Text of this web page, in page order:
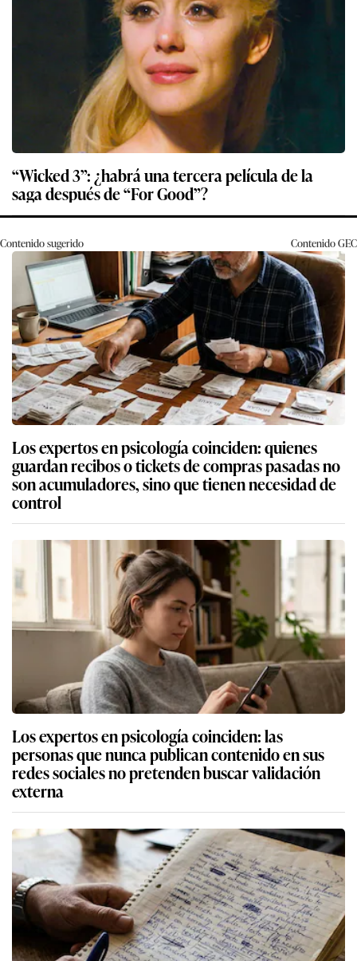
“Wicked 3”: ¿habrá una tercera película de la
saga después de “For Good”?
Contenido sugerido ContenidoGEC
Los expertos en psicología coinciden: quienes
guardan recibos o tickets de compras pasadas no
son acumuladores, sino que tienen necesidad de
control
Los expertos en psicología coinciden: las
personas que nunca publican contenido en sus
redes sociales no pretenden buscar validación
externa